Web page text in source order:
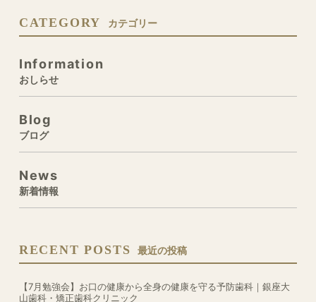
CATEGORY カテゴリー
Information
おしらせ
Blog
ブログ
News
新着情報
RECENT POSTS 最近の投稿
【7月勉強会】お口の健康から全身の健康を守る予防歯科｜銀座大
山歯科・矯正歯科クリニック